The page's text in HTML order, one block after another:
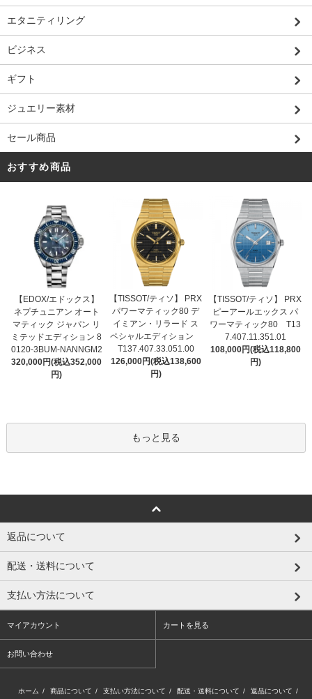
エタニティリング
ビジネス
ギフト
ジュエリー素材
セール商品
おすすめ商品
【EDOX/エドックス】
ネプチュニアン オート
マティック ジャパン リ
ミテッドエディション 8
0120-3BUM-NANNGM2
320,000円(税込352,000
円)
【TISSOT/ティソ】 PRX
パワーマティック80 デ
イミアン・リラード ス
ペシャルエディション
T137.407.33.051.00
126,000円(税込138,600
円)
【TISSOT/ティソ】 PRX
ピーアールエックス パ
ワーマティック80 T13
7.407.11.351.01
108,000円(税込118,800
円)
もっと見る
返品について
配送・送料について
支払い方法について
マイアカウント カートを見る
お問い合わせ
ホーム / 商品について / 支払い方法について / 配送・送料について / 返品について /